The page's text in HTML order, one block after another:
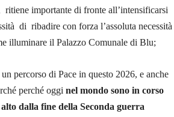
importante di fronte all’intensificarsi
di ribadire con forza l’assoluta necessità
illuminare il Palazzo Comunale di Blu;
percorso di Pace in questo 2026, e anche
perché oggi nel mondo sono in corso
dalla fine della Seconda guerra